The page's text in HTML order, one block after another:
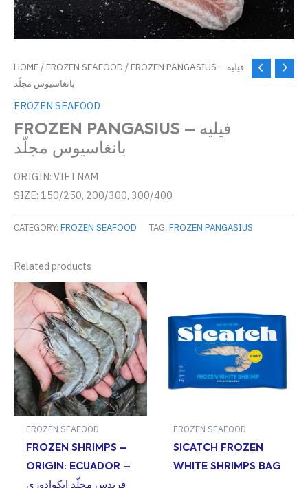
HOME /FROZEN SEAFOOD / FROZEN PANGASIUS – فيليه
بانغاسيوس مجلّد
FROZEN SEAFOOD
FROZEN PANGASIUS – فيليه
بانغاسيوس مجلّد
ORIGIN: VIETNAM
SIZE: 150/250, 200/300, 300/400
CATEGORY: FROZEN SEAFOOD TAG: FROZEN PANGASIUS
Related products
FROZEN SEAFOOD
FROZEN SHRIMPS –
ORIGIN: ECUADOR –
قريدس مجلّد ايكوادوري
FROZEN SEAFOOD
SICATCH FROZEN
WHITE SHRIMPS BAG